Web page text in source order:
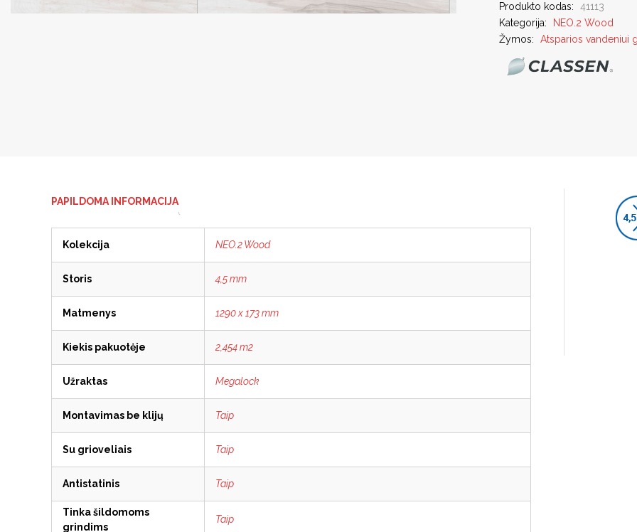
Produkto kodas:
41113
Kategorija:
NEO.2 Wood
Žymos:
Atsparios vandeniui
PAPILDOMA INFORMACIJA
Kolekcija NEO.2 Wood
Storis 4,5 mm
Matmenys 1290 x 173 mm
Kiekis pakuotėje 2,454 m2
Užraktas Megalock
Montavimas be klijų Taip
Su grioveliais Taip
Antistatinis Taip
Tinka šildomoms
grindims
Taip